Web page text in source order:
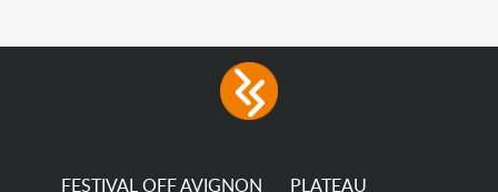
FESTIVAL OFF AVIGNON PLATEAU